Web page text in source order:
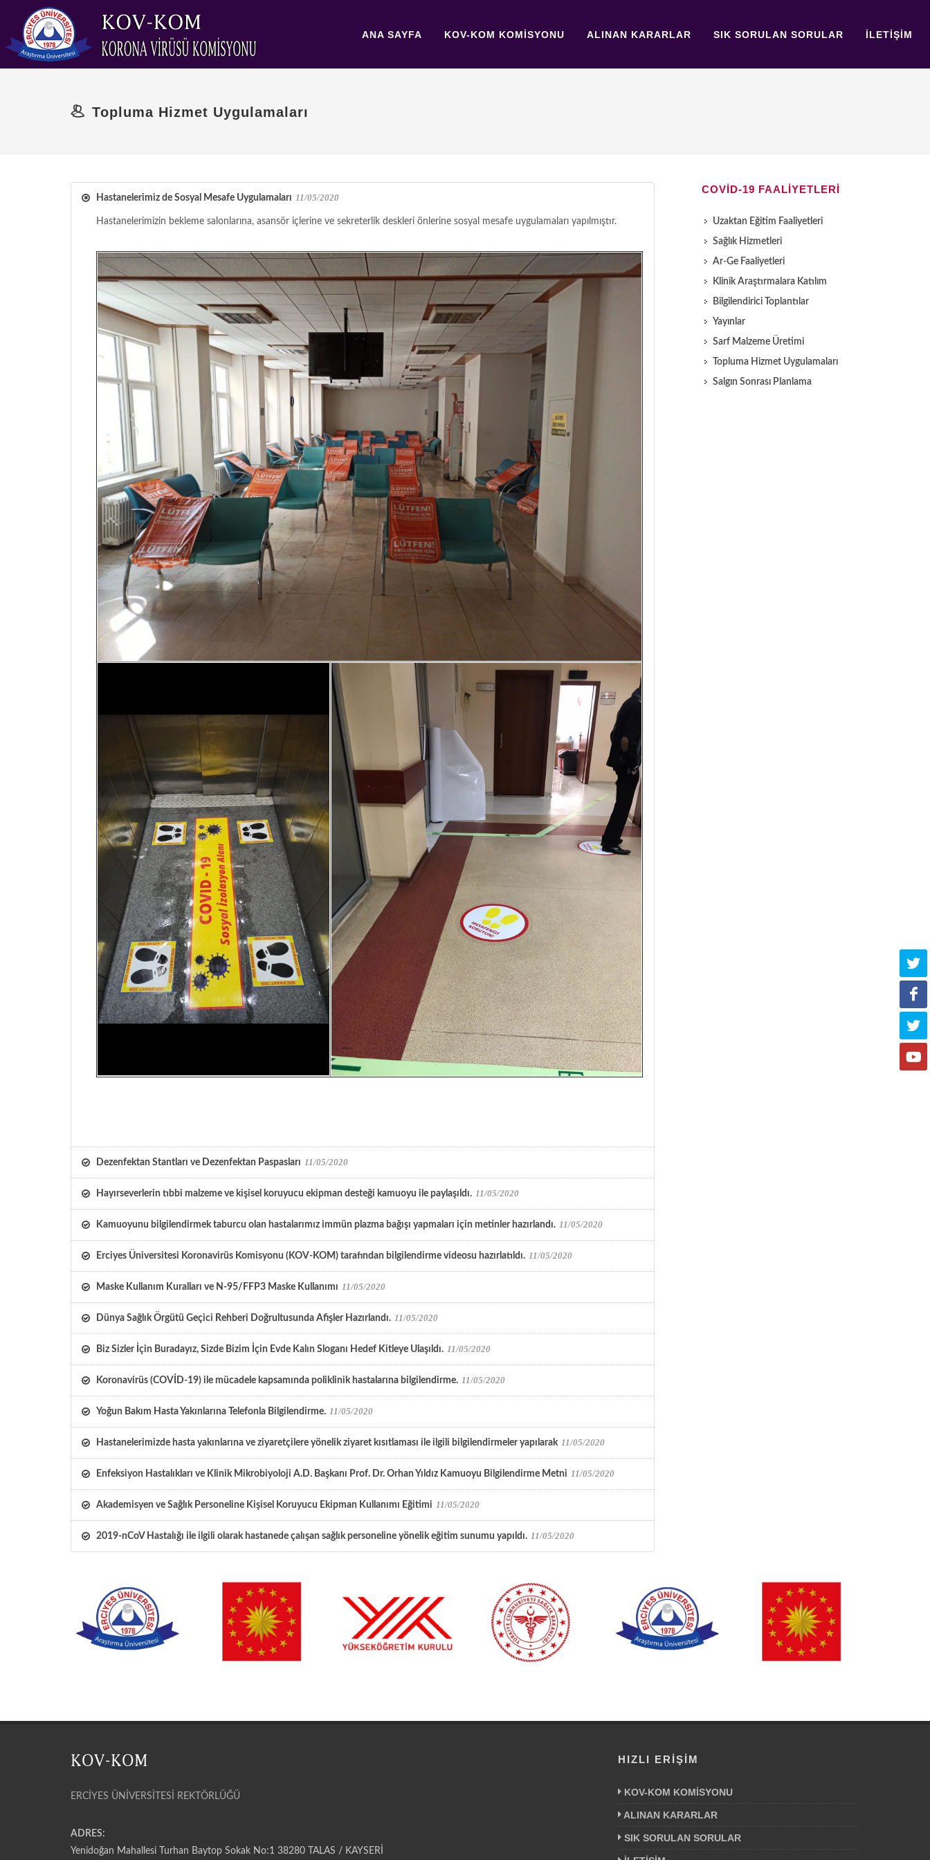
ANA SAYFA KOV-KOM KOMİSYONU ALINAN KARARLAR SIK SORULAN SORULAR İLETİŞİM
Topluma Hizmet Uygulamaları
Hastanelerimiz de Sosyal Mesafe Uygulamaları 11/05/2020
Hastanelerimizin bekleme salonlarına, asansör içlerine ve sekreterlik deskleri önlerine sosyal mesafe uygulamaları yapılmıştır.
Dezenfektan Stantları ve Dezenfektan Paspasları 11/05/2020
Hayırseverlerin tıbbi malzeme ve kişisel koruyucu ekipman desteği kamuoyu ile paylaşıldı. 11/05/2020
Kamuoyunu bilgilendirmek taburcu olan hastalarımız immün plazma bağışı yapmaları için metinler hazırlandı. 11/05/2020
Erciyes Üniversitesi Koronavirüs Komisyonu (KOV-KOM) tarafından bilgilendirme videosu hazırlatıldı. 11/05/2020
Maske Kullanım Kuralları ve N-95/FFP3 Maske Kullanımı 11/05/2020
Dünya Sağlık Örgütü Geçici Rehberi Doğrultusunda Afişler Hazırlandı. 11/05/2020
Biz Sizler İçin Buradayız, Sizde Bizim İçin Evde Kalın Sloganı Hedef Kitleye Ulaşıldı. 11/05/2020
Koronavirüs (COVİD-19) ile mücadele kapsamında poliklinik hastalarına bilgilendirme. 11/05/2020
Yoğun Bakım Hasta Yakınlarına Telefonla Bilgilendirme. 11/05/2020
Hastanelerimizde hasta yakınlarına ve ziyaretçilere yönelik ziyaret kısıtlaması ile ilgili bilgilendirmeler yapılarak 11/05/2020
Enfeksiyon Hastalıkları ve Klinik Mikrobiyoloji A.D. Başkanı Prof. Dr. Orhan Yıldız Kamuoyu Bilgilendirme Metni 11/05/2020
Akademisyen ve Sağlık Personeline Kişisel Koruyucu Ekipman Kullanımı Eğitimi 11/05/2020
2019-nCoV Hastalığı ile ilgili olarak hastanede çalışan sağlık personeline yönelik eğitim sunumu yapıldı. 11/05/2020
COVİD-19 FAALİYETLERİ
Uzaktan Eğitim Faaliyetleri
Sağlık Hizmetleri
Ar-Ge Faaliyetleri
Klinik Araştırmalara Katılım
Bilgilendirici Toplantılar
Yayınlar
Sarf Malzeme Üretimi
Topluma Hizmet Uygulamaları
Salgın Sonrası Planlama
ERCİYES ÜNİVERSİTESİ REKTÖRLÜĞÜ
ADRES:
Yenidoğan Mahallesi Turhan Baytop Sokak No:1 38280 TALAS / KAYSERİ
HIZLI ERİŞİM
KOV-KOM KOMİSYONU
ALINAN KARARLAR
SIK SORULAN SORULAR